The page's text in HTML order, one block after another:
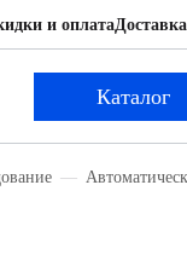
и оплата
Каталог